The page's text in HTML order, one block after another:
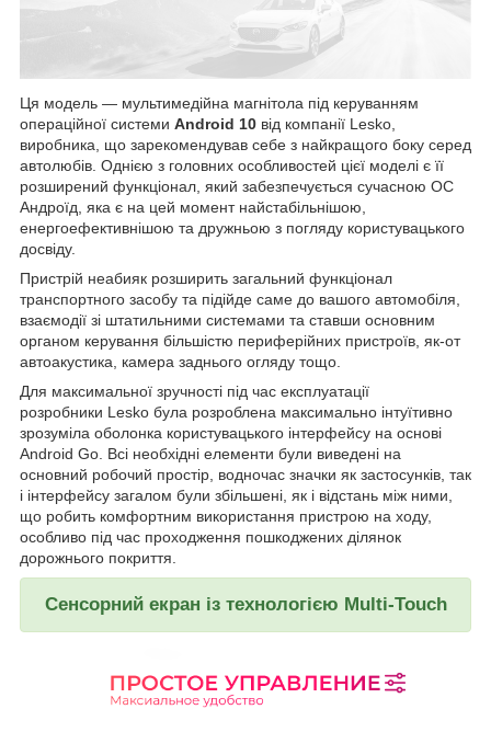
Ця модель — мультимедійна магнітола під керуванням
операційної системи Android 10 від компанії Lesko,
виробника, що зарекомендував себе з найкращого боку серед
автолюбів. Однією з головних особливостей цієї моделі є її
розширений функціонал, який забезпечується сучасною ОС
Андроїд, яка є на цей момент найстабільнішою,
енергоефективнішою та дружньою з погляду користувацького
досвіду.
Пристрій неабияк розширить загальний функціонал
транспортного засобу та підійде саме до вашого автомобіля,
взаємодії зі штатильними системами та ставши основним
органом керування більшістю периферійних пристроїв, як-от
автоакустика, камера заднього огляду тощо.
Для максимальної зручності під час експлуатації
розробники Lesko була розроблена максимально інтуїтивно
зрозуміла оболонка користувацького інтерфейсу на основі
Android Go. Всі необхідні елементи були виведені на
основний робочий простір, водночас значки як застосунків, так
і інтерфейсу загалом були збільшені, як і відстань між ними,
що робить комфортним використання пристрою на ходу,
особливо під час проходження пошкоджених ділянок
дорожнього покриття.
Сенсорний екран із технологією Multi-Touch